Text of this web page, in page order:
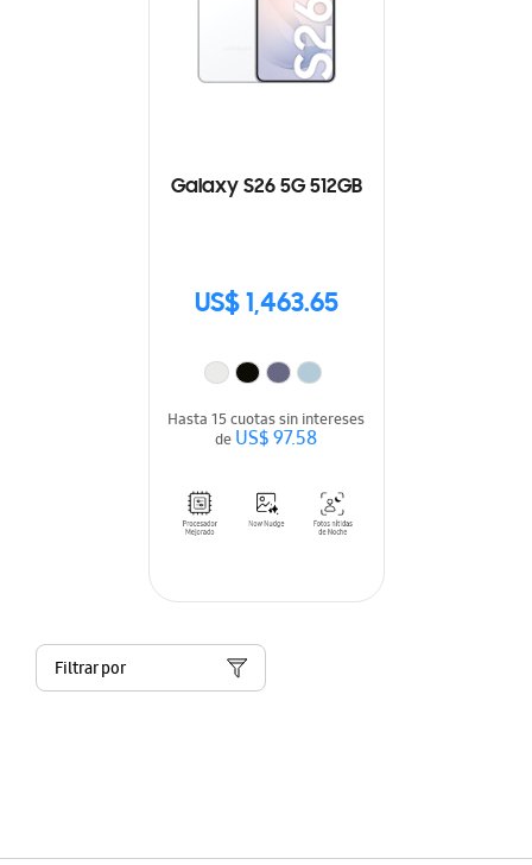
Galaxy S26 5G 512GB
US$ 1,463.65
Hasta 15 cuotas sin intereses
deUS$ 97.58
Filtrar por